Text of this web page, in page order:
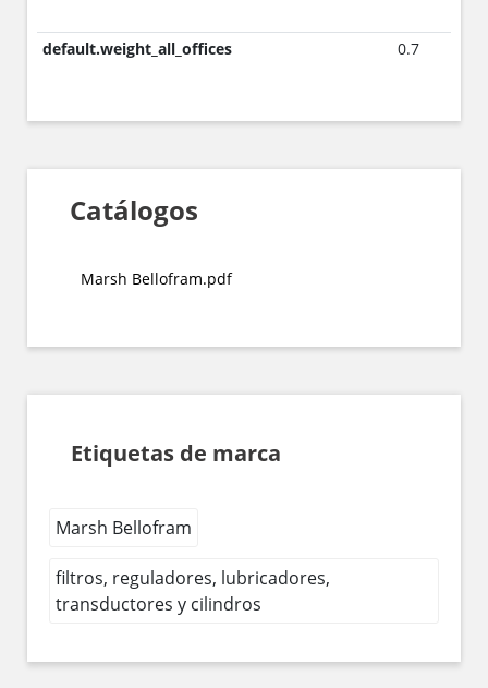
default.weight_all_offices 0.7
Catálogos
Marsh Bellofram.pdf
Etiquetas de marca
Marsh Bellofram
filtros, reguladores, lubricadores,
transductores y cilindros